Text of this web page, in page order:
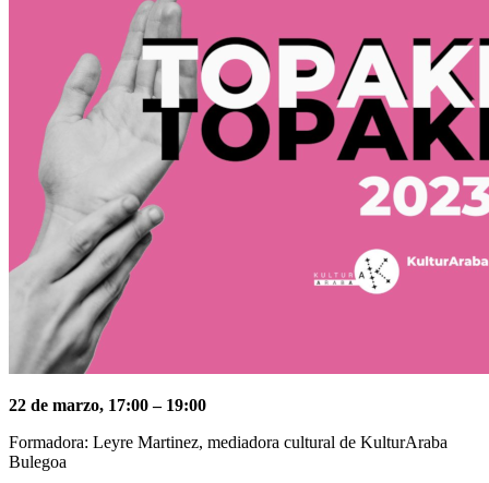
22 de marzo, 17:00 – 19:00
Formadora: Leyre Martinez, mediadora cultural de KulturAraba
Bulegoa